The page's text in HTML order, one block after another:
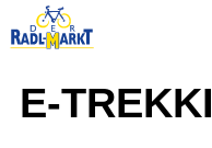
E-